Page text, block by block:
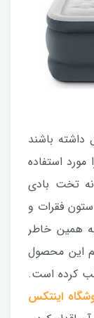
داشته باشند
استفاده
تخت بادی
و ستون فقرات و
همین خاطر
این محصول
کرده است.
اینتکس